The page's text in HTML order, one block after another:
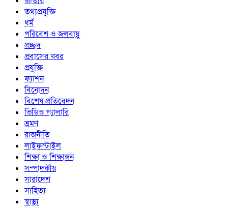
তথ্যপ্রযুক্তি
ধর্ম
পরিবেশ ও জলবায়ু
প্রচ্ছদ
প্রবাসের খবর
প্রযুক্তি
ফ্যাশন
বিনোদন
বিশেষ প্রতিবেদন
ভিডিও গ্যালারি
ভ্রমণ
রাজনীতি
লাইফস্টাইল
শিক্ষা ও শিক্ষাঙ্গন
সম্পাদকীয়
সারাদেশ
সাহিত্য
স্বাস্থ্য